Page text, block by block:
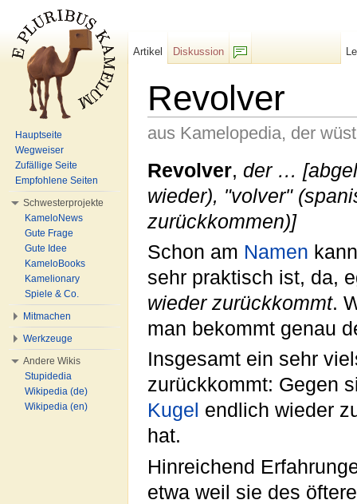
Revolver
aus Kamelopedia, der
Revolver, der …
wieder), "volver"
zurückkommen)]
Schon am Namen
sehr praktisch ist, da,
wieder zurückkommt.
man bekommt genau
Insgesamt ein sehr
zurückkommt: Gegen
Kugel endlich wieder
hat.
Hinreichend
etwa weil sie des
Artikel
Diskussion
Hauptseite
Wegweiser
Zufällige Seite
Empfohlene Seiten
Schwesterprojekte
KameloNews
Gute Frage
Gute Idee
KameloBooks
Kamelionary
Spiele & Co.
Mitmachen
Werkzeuge
Andere Wikis
Stupidedia
Wikipedia (de)
Wikipedia (en)